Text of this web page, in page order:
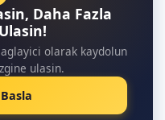
Daha Fazla
olarak kaydolun
ulasin.